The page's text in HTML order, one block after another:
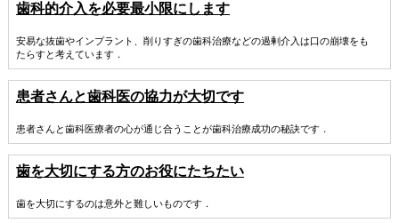
歯科的介入を必要最小限にします
安易な抜歯やインプラント、削りすぎの歯科治療などの過剰介入は口の崩壊をも
たらすと考えています．
患者さんと歯科医の協力が大切です
患者さんと歯科医療者の心が通じ合うことが歯科治療成功の秘訣です．
歯を大切にする方のお役にたちたい
歯を大切にするのは意外と難しいものです．